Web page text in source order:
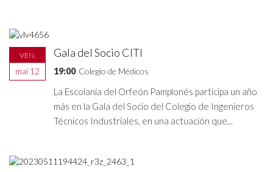
VEN.
mai 12
Gala del Socio CITI
19:00 Colegio de Médicos
La Escolanía del Orfeón Pamplonés participa un año
más en la Gala del Socio del Colegio de Ingenieros
Técnicos Industriales, en una actuación que...